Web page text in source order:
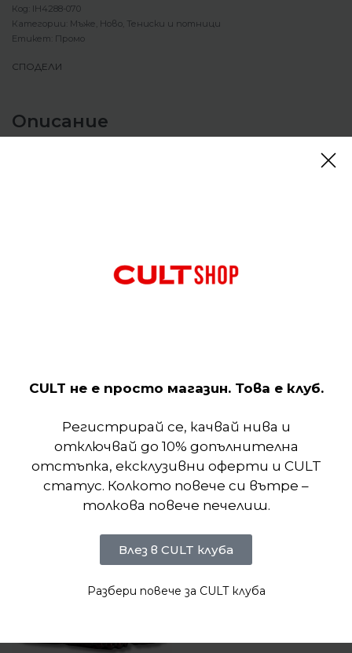
IH4288-070
Категории: Мъже Ново Тениски и потници
Етикет: Промо
СПОДЕЛИ
Описание
за да ви държи сухи и хладни през целия ден или
Подобни продукти
CULT не е просто магазин. Това е клуб.
Регистрирай се, качвай нива и
отключвай до 10% допълнителна
отстъпка, ексклузивни оферти и CULT
статус. Колкото повече си вътре –
толкова повече печелиш.
Влез в CULT клуба
Разбери повече за CULT клуба